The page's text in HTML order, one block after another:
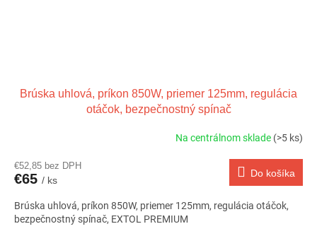
Brúska uhlová, príkon 850W, priemer 125mm, regulácia
otáčok, bezpečnostný spínač
Na centrálnom sklade (>5 ks)
€52,85 bez DPH
€65 / ks
Do košíka
Brúska uhlová, príkon 850W, priemer 125mm, regulácia otáčok,
bezpečnostný spínač, EXTOL PREMIUM